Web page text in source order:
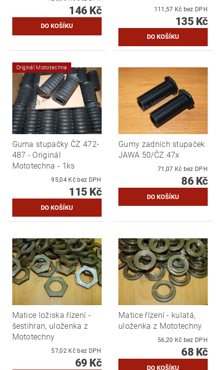
146 Kč 111,57 Kč bez DPH
135 Kč
Originál Mototechna
Guma stupačky ČZ 472-
487 - Originál
Mototechna - 1ks
95,04 Kč bez DPH
115 Kč
Gumy zadních stupaček
JAWA 50/ČZ 47x
71,07 Kč bez DPH
86 Kč
Matice ložiska řízení -
šestihran, uloženka z
Mototechny
57,02 Kč bez DPH
69 Kč
Matice řízení - kulatá,
uloženka z Mototechny
56,20 Kč bez DPH
68 Kč